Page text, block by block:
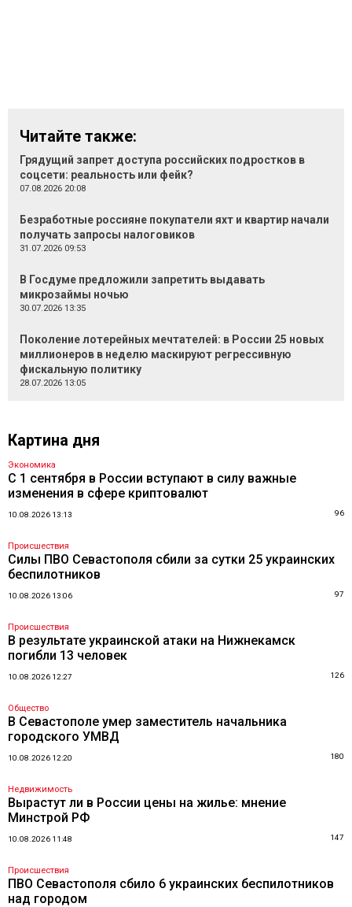
Читайте также:
Грядущий запрет доступа российских подростков в
соцсети: реальность или фейк?
07.08.2026 20:08
Безработные россияне покупатели яхт и квартир начали
получать запросы налоговиков
31.07.2026 09:53
В Госдуме предложили запретить выдавать
микрозаймы ночью
30.07.2026 13:35
Поколение лотерейных мечтателей: в России 25 новых
миллионеров в неделю маскируют регрессивную
фискальную политику
28.07.2026 13:05
Картина дня
Экономика
С 1 сентября в России вступают в силу важные
изменения в сфере криптовалют
10.08.2026 13:13 96
Происшествия
Силы ПВО Севастополя сбили за сутки 25 украинских
беспилотников
10.08.2026 13:06 97
Происшествия
В результате украинской атаки на Нижнекамск
погибли 13 человек
10.08.2026 12:27 126
Общество
В Севастополе умер заместитель начальника
городского УМВД
10.08.2026 12:20 180
Недвижимость
Вырастут ли в России цены на жилье: мнение
Минстрой РФ
10.08.2026 11:48 147
Происшествия
ПВО Севастополя сбило 6 украинских беспилотников
над городом